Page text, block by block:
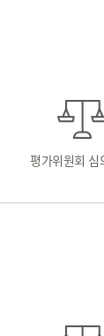
평가위원회 심